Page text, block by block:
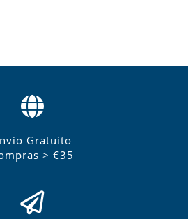
Gratuito
> €35